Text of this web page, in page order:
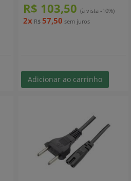
R$ 103,50 (à vista -10%)
2x R$ 57,50 sem juros
Adicionar ao carrinho